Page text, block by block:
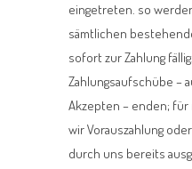
eingetreten. so
sämtlichen
sofort zur Zahlung
Zahlungsaufschübe –
Akzepten – enden;
wir Vorauszahlung
durch uns bereits